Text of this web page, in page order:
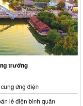
trưởng
ứng điện
lẻ điện bình quân